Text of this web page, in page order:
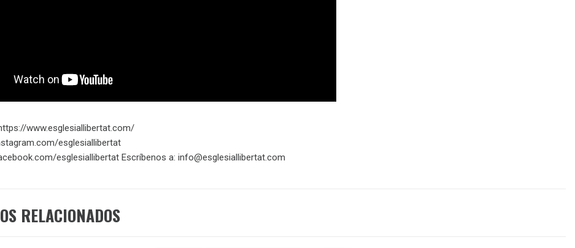
www.esglesiallibertat.com/​​​
esglesiallibertat
esglesiallibertat Escríbenos a: info@esglesiallibertat.com
RELACIONADOS